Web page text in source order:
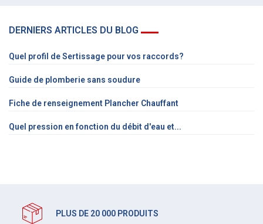
DERNIERS ARTICLES DU BLOG
Quel profil de Sertissage pour vos raccords?
Guide de plomberie sans soudure
Fiche de renseignement Plancher Chauffant
Quel pression en fonction du débit d'eau et...
PLUS DE 20 000 PRODUITS